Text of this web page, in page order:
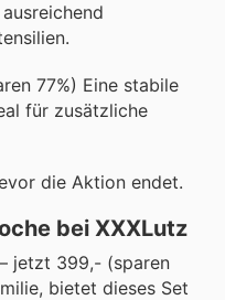
77%) Eine stabile
für zusätzliche
die Aktion endet.
bei XXXLutz
– jetzt 399,- (sparen
bietet dieses Set